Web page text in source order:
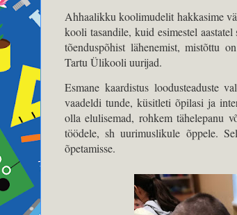
Ahhaalikku koolimudelit hakkasime
kooli tasandile, kuid esimestel
tõenduspõhist lähenemist, mistõttu
Tartu Ülikooli uurijad.
Esmane kaardistus loodusteaduste
vaadeldi tunde, küsitleti õpilasi ja
olla elulisemad, rohkem tähelepanu
töödele, sh uurimuslikule õppele.
õpetamisse.